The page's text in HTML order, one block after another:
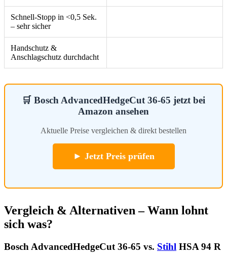
Schnell-Stopp in <0,5 Sek.
– sehr sicher
Handschutz &
Anschlagschutz durchdacht
🛒 Bosch AdvancedHedgeCut 36-65 jetzt bei
Amazon ansehen
Aktuelle Preise vergleichen & direkt bestellen
► Jetzt Preis prüfen
Vergleich & Alternativen – Wann lohnt
sich was?
Bosch AdvancedHedgeCut 36-65 vs. Stihl HSA 94 R